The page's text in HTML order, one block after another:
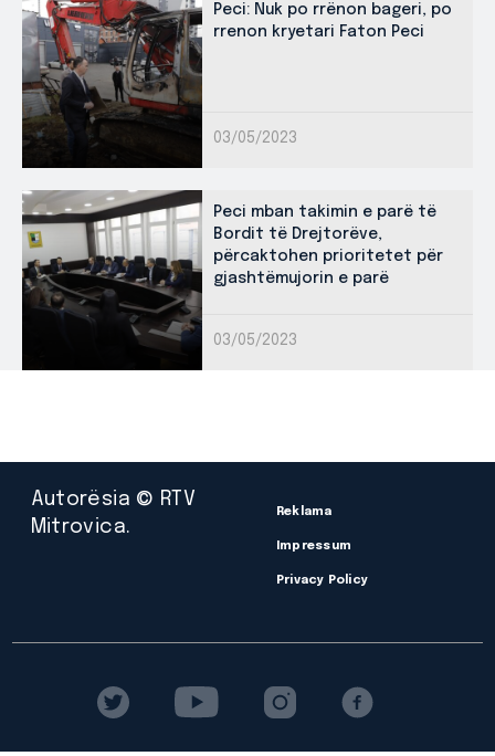
Peci: Nuk po rrënon bageri, po
rrenon kryetari Faton Peci
03/05/2023
Peci mban takimin e parë të
Bordit të Drejtorëve,
përcaktohen prioritetet për
gjashtëmujorin e parë
03/05/2023
Autorësia © RTV
Mitrovica.
Reklama
Impressum
Privacy Policy